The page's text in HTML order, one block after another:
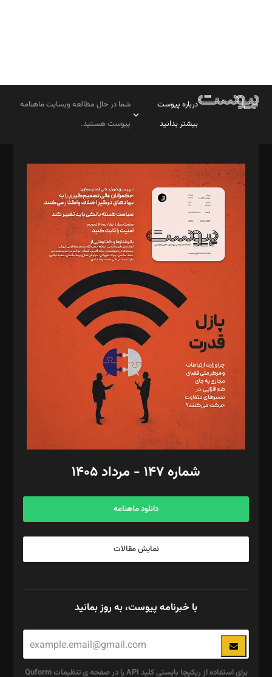
درباره پیوست
بیشتر بدانید
شما در حال مطالعه وبسایت ماهنامه
پیوست هستید.
مدیر مسئول: محمدباقر اثنی‌عشری
سردبیر: مهرک محمودی
دبیر تحریریه: میثم قاسمی
د‌بیر ناداستان: سمانه سمیع
د‌بیر خدمت و تجارت: ابوالفضل رجبی
د‌بیر حقوق فناوری: حسام‌الدین ایپکچی
د‌بیر پیوست جهان: مینا پاکدل
د‌بیر تحریریه آنلاین: بابک نقاش
تحریریه‌: مجتبی محمود‌ی، آرش برهمند، یسنا امان‌پور، سروش کرمیان،
مصطفی مسجدی آرانی، ابوالفضل رجبی، زهرا فکرانه، فائزه فتحی
رستمی،مصطفی باستان
ویرایش: نگار استاد‌‌آقا
طراح یونیفرم: مجید توکلی
فیلمبرداری و عکاسی: امیر شفیعی، مانی لطفی زاده
گرافیک و صفحه‌آرایی: سید‌سبحان‌علی ثابت
مد‌یر توسعه تجاری: کامبیز برید‌
امور مالی: شاپور رهبری، محمد‌ کاظمی‌نیا
آگهی و مشترکین: ۰۹۱۹۹۹۹۰۴۵۴
شماره ۱۴۷ - مرداد ۱۴۰۵
دانلود ماهنامه
نمایش مقالات
با خبرنامه پیوست، به روز بمانید
برای استفاده از ریکپچا بایستی کلید API را در صفحه ی تنظیمات Quform